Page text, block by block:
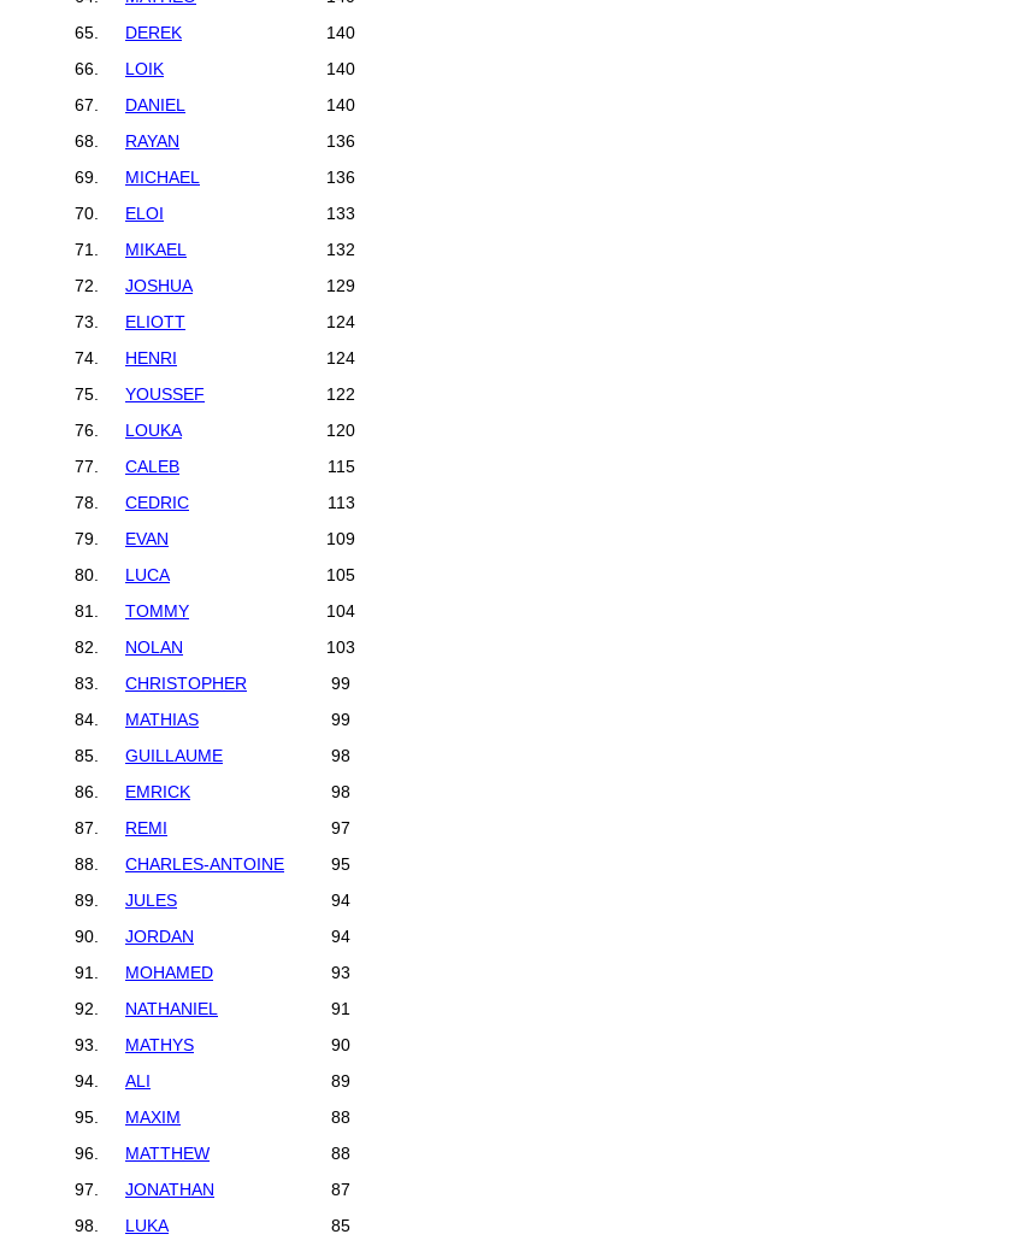
65.
DEREK
140
66.
LOIK
140
67.
DANIEL
140
68.
RAYAN
136
69.
MICHAEL
136
70.
ELOI
133
71.
MIKAEL
132
72.
JOSHUA
129
73.
ELIOTT
124
74.
HENRI
124
75.
YOUSSEF
122
76.
LOUKA
120
77.
CALEB
115
78.
CEDRIC
113
79.
EVAN
109
80.
LUCA
105
81.
TOMMY
104
82.
NOLAN
103
83.
CHRISTOPHER
99
84.
MATHIAS
99
85.
GUILLAUME
98
86.
EMRICK
98
87.
REMI
97
88.
CHARLES-ANTOINE
95
89.
JULES
94
90.
JORDAN
94
91.
MOHAMED
93
92.
NATHANIEL
91
93.
MATHYS
90
94.
ALI
89
95.
MAXIM
88
96.
MATTHEW
88
97.
JONATHAN
87
98.
LUKA 85